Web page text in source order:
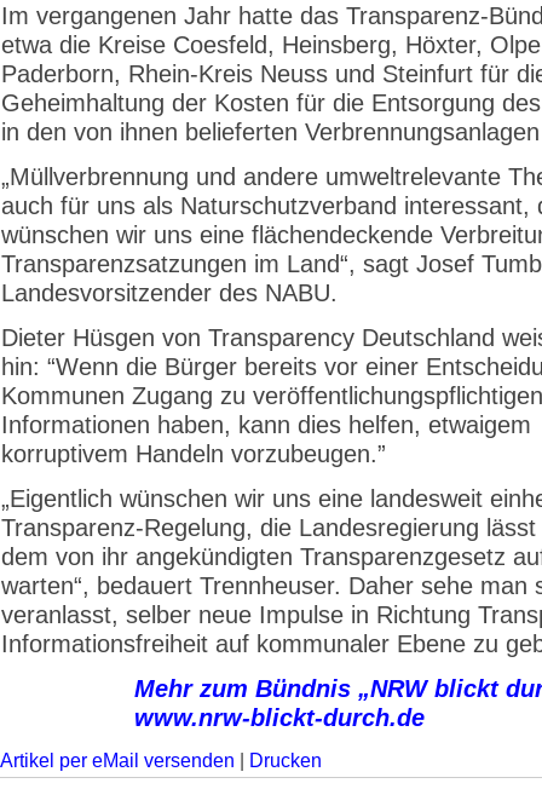
Im vergangenen Jahr hatte das Transparenz-
etwa die Kreise Coesfeld, Heinsberg, Höxter,
Paderborn, Rhein-Kreis Neuss und Steinfurt für
Geheimhaltung der Kosten für die Entsorgung
in den von ihnen belieferten
„Müllverbrennung und andere umweltrelevante
auch für uns als Naturschutzverband interessant,
wünschen wir uns eine flächendeckende
Transparenzsatzungen im Land“, sagt Josef
Landesvorsitzender des NABU.
Dieter Hüsgen von Transparency Deutschland
hin: “Wenn die Bürger bereits vor einer
Kommunen Zugang zu veröffentlichungspflichtigen
Informationen haben, kann dies helfen, etwaigem
korruptivem Handeln vorzubeugen.”
„Eigentlich wünschen wir uns eine landesweit
Transparenz-Regelung, die Landesregierung
dem von ihr angekündigten Transparenzgesetz
warten“, bedauert Trennheuser. Daher sehe man
veranlasst, selber neue Impulse in Richtung
Informationsfreiheit auf kommunaler Ebene zu
Mehr zum Bündnis „NRW blickt
www.nrw-blickt-durch.de
Artikel per eMail versenden Drucken